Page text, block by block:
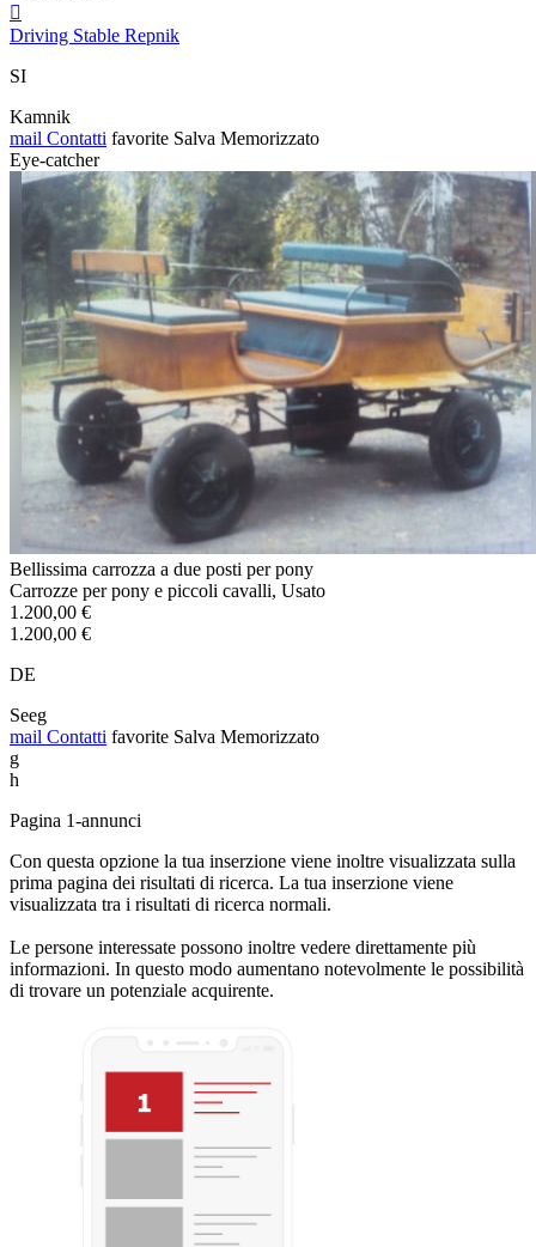

Driving Stable Repnik
SI
Kamnik
mail Contatti favorite Salva Memorizzato
Eye-catcher
Bellissima carrozza a due posti per pony
Carrozze per pony e piccoli cavalli, Usato
1.200,00 €
1.200,00 €
DE
Seeg
mail Contatti favorite Salva Memorizzato
g
h
Pagina 1-annunci
Con questa opzione la tua inserzione viene inoltre visualizzata sulla
prima pagina dei risultati di ricerca. La tua inserzione viene
visualizzata tra i risultati di ricerca normali.
Le persone interessate possono inoltre vedere direttamente più
informazioni. In questo modo aumentano notevolmente le possibilità
di trovare un potenziale acquirente.